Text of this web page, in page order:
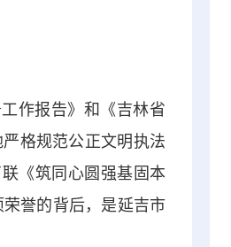
作报告》和《吉林省
严格规范公正文明执法
《筑同心圆强基固本
誉的背后，是延吉市